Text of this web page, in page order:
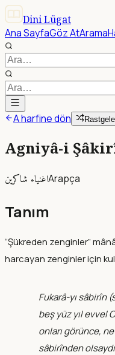
Dini Lügat
Ana SayfaGöz AtArama
A harfine dön Rastgele
Agniyâ-i
اغنياء شاكرينArapça
Tanım
“Şükreden zenginler”
harcayan zenginler için
Fukarâ-yı sâbirîn
beş yüz yıl evvel
onları görünce,
sâbirînden